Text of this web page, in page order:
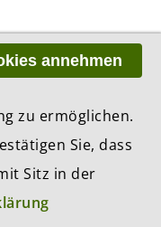
Digital Asset
der Schweiz und
Interview erklärt
bei 3iQ,...
annehmen
zu ermöglichen.
Sie, dass
Sitz in der